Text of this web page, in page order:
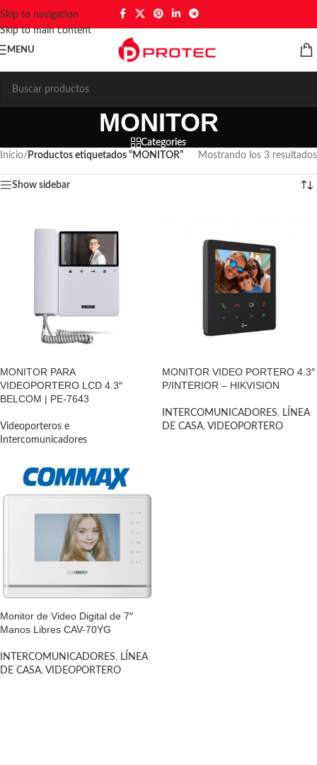
Skip to navigation
Skip to main content
MENU
MONITOR
Categories
Inicio/ Productos etiquetados “MONITOR” Mostrando los 3 resultados
Show sidebar
MONITOR PARA
VIDEOPORTERO LCD 4.3″
BELCOM | PE-7643
Videoporteros e
Intercomunicadores
MONITOR VIDEO PORTERO 4.3″
P/INTERIOR – HIKVISION
INTERCOMUNICADORES, LÍNEA
DE CASA, VIDEOPORTERO
Monitor de Video Digital de 7″
Manos Libres CAV-70YG
INTERCOMUNICADORES, LÍNEA
DE CASA, VIDEOPORTERO